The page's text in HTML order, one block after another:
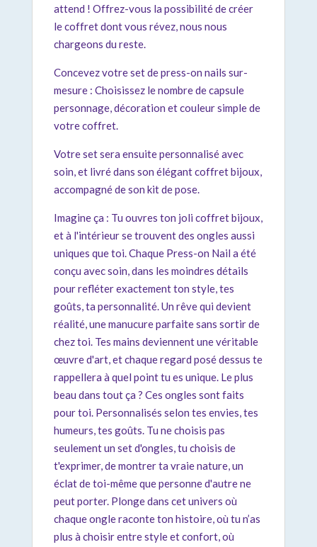
attend ! Offrez-vous la possibilité de créer
le coffret dont vous révez, nous nous
chargeons du reste.
Concevez votre set de press-on nails sur-
mesure : Choisissez le nombre de capsule
personnage, décoration et couleur simple de
votre coffret.
Votre set sera ensuite personnalisé avec
soin, et livré dans son élégant coffret bijoux,
accompagné de son kit de pose.
Imagine ça : Tu ouvres ton joli coffret bijoux,
et à l'intérieur se trouvent des ongles aussi
uniques que toi. Chaque Press-on Nail a été
conçu avec soin, dans les moindres détails
pour refléter exactement ton style, tes
goûts, ta personnalité. Un rêve qui devient
réalité, une manucure parfaite sans sortir de
chez toi. Tes mains deviennent une véritable
œuvre d'art, et chaque regard posé dessus te
rappellera à quel point tu es unique. Le plus
beau dans tout ça ? Ces ongles sont faits
pour toi. Personnalisés selon tes envies, tes
humeurs, tes goûts. Tu ne choisis pas
seulement un set d'ongles, tu choisis de
t'exprimer, de montrer ta vraie nature, un
éclat de toi-même que personne d'autre ne
peut porter. Plonge dans cet univers où
chaque ongle raconte ton histoire, où tu n’as
plus à choisir entre style et confort, où